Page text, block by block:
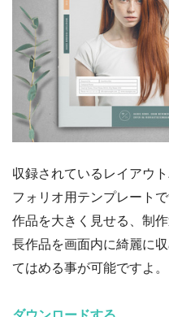
収録されているレイアウ
フォリオ用テンプレートで
作品を大きく見せる、制
長作品を画面内に綺麗に
てはめる事が可能ですよ。